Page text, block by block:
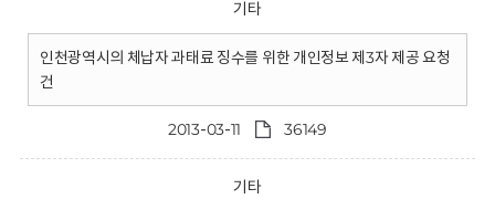
기타
인천광역시의 체납자 과태료 징수를 위한 개인정보 제3자 제공 요청
건
2013-03-11 36149
기타